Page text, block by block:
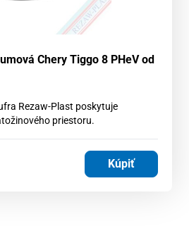
Chery Tiggo 8 PHeV od
Rezaw-Plast poskytuje
priestoru.
Kúpiť